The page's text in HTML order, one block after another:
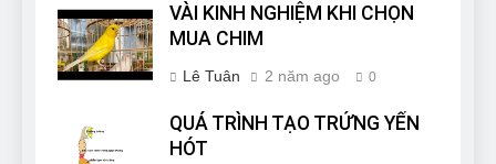
VÀI KINH NGHIỆM KHI CHỌN
MUA CHIM
Lê Tuân 2 năm ago 0
QUÁ TRÌNH TẠO TRỨNG YẾN
HÓT